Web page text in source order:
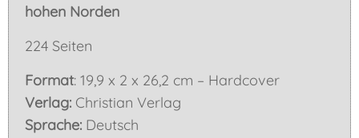
hohen Norden
224 Seiten
Format: 19,9 x 2 x 26,2 cm – Hardcover
Verlag: Christian Verlag
Sprache: Deutsch